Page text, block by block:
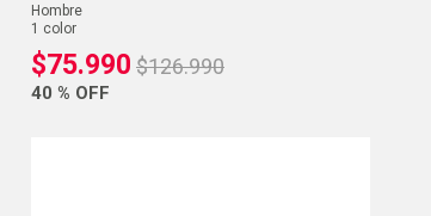
hombre
1 color
$75.990 $126.990
40 % OFF